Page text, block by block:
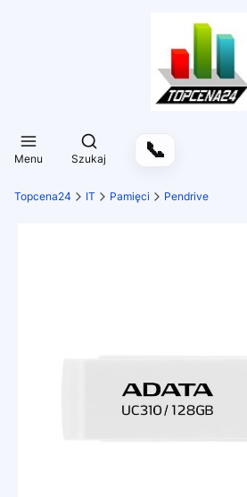
Menu
Otwórz wyszukiwarkę
Szukaj 📞
Topcena24 IT Pamięci Pendrive